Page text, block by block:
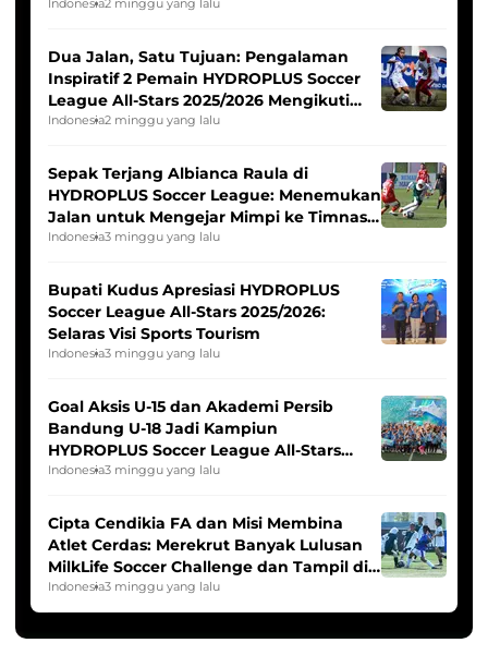
Indonesia2 minggu yang lalu
Dua Jalan, Satu Tujuan: Pengalaman
Inspiratif 2 Pemain HYDROPLUS Soccer
League All-Stars 2025/2026 Mengikuti
Seleksi Timnas Indonesia Putri
Indonesia2 minggu yang lalu
Sepak Terjang Albianca Raula di
HYDROPLUS Soccer League: Menemukan
Jalan untuk Mengejar Mimpi ke Timnas
Indonesia Putri
Indonesia3 minggu yang lalu
Bupati Kudus Apresiasi HYDROPLUS
Soccer League All-Stars 2025/2026:
Selaras Visi Sports Tourism
Indonesia3 minggu yang lalu
Goal Aksis U-15 dan Akademi Persib
Bandung U-18 Jadi Kampiun
HYDROPLUS Soccer League All-Stars
2025/2026
Indonesia3 minggu yang lalu
Cipta Cendikia FA dan Misi Membina
Atlet Cerdas: Merekrut Banyak Lulusan
MilkLife Soccer Challenge dan Tampil di
HYDROPLUS Soccer League
Indonesia3 minggu yang lalu